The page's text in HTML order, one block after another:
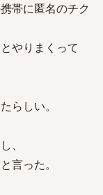
帯に匿名のチク
やりまくって
らしい。
、
言った。